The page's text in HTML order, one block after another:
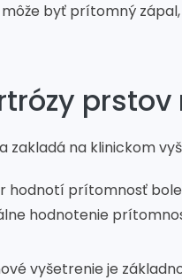
byť prítomný zápal,
prstov
zakladá na klinickom
hodnotí prítomnosť
hodnotenie
vyšetrenie je